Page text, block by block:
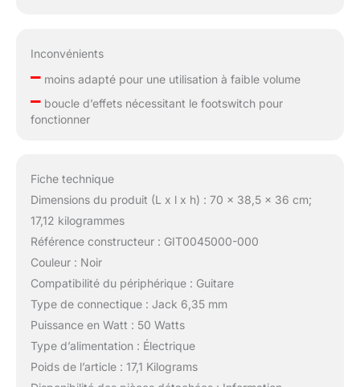
Inconvénients
–moins adapté pour une utilisation à faible volume
–boucle d’effets nécessitant le footswitch pour
fonctionner
Fiche technique
Dimensions du produit (L x l x h) : 70 x 38,5 x 36 cm;
17,12 kilogrammes
Référence constructeur : GIT0045000-000
Couleur : Noir
Compatibilité du périphérique : Guitare
Type de connectique : Jack 6,35 mm
Puissance en Watt : 50 Watts
Type d’alimentation : Électrique
Poids de l’article : 17,1 Kilograms